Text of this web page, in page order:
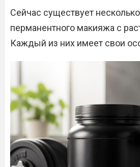
Сейчас существует
перманентного макияжа с
Каждый из них имеет свои